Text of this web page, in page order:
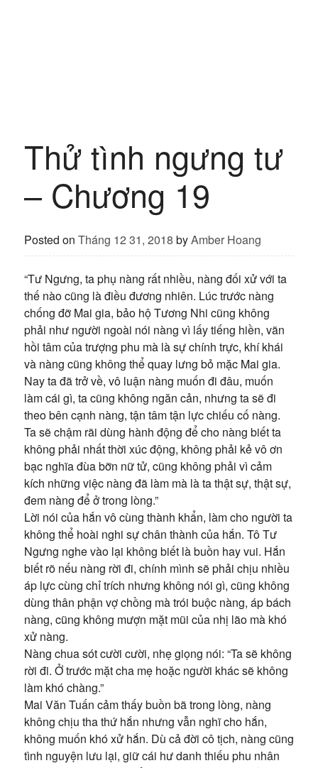
Thử tình ngưng tư
– Chương 19
Posted on Tháng 12 31, 2018 byAmber Hoang
“Tư Ngưng, ta phụ nàng rất nhiều, nàng đối xử với ta
thế nào cũng là điều đương nhiên. Lúc trước nàng
chống đỡ Mai gia, bảo hộ Tương Nhi cũng không
phải như người ngoài nói nàng vì lấy tiếng hiền, vãn
hồi tâm của trượng phu mà là sự chính trực, khí khái
và nàng cũng không thể quay lưng bỏ mặc Mai gia.
Nay ta đã trở về, vô luận nàng muốn đi đâu, muốn
làm cái gì, ta cũng không ngăn cản, nhưng ta sẽ đi
theo bên cạnh nàng, tận tâm tận lực chiếu cố nàng.
Ta sẽ chậm rãi dùng hành động để cho nàng biết ta
không phải nhất thời xúc động, không phải kẻ vô ơn
bạc nghĩa đùa bỡn nữ tử, cũng không phải vì cảm
kích những việc nàng đã làm mà là ta thật sự, thật sự,
đem nàng để ở trong lòng.”
Lời nói của hắn vô cùng thành khẩn, làm cho người ta
không thể hoài nghi sự chân thành của hắn. Tô Tư
Ngưng nghe vào lại không biết là buồn hay vui. Hắn
biết rõ nếu nàng rời đi, chính mình sẽ phải chịu nhiều
áp lực cùng chỉ trích nhưng không nói gì, cũng không
dùng thân phận vợ chồng mà trói buộc nàng, áp bách
nàng, cũng không mượn mặt mũi của nhị lão mà khó
xử nàng.
Nàng chua sót cười cười, nhẹ giọng nói: “Ta sẽ không
rời đi. Ở trước mặt cha mẹ hoặc người khác sẽ không
làm khó chàng.”
Mai Văn Tuấn cảm thấy buồn bã trong lòng, nàng
không chịu tha thứ hắn nhưng vẫn nghĩ cho hắn,
không muốn khó xử hắn. Dù cả đời cô tịch, nàng cũng
tình nguyện lưu lại, giữ cái hư danh thiếu phu nhân